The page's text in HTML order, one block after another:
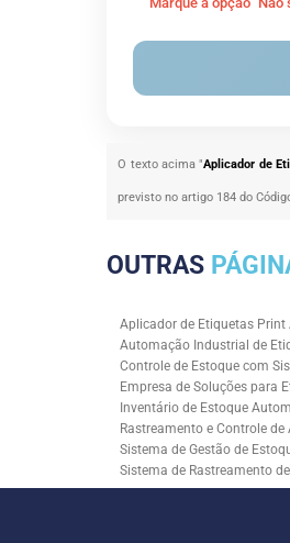
O texto acima "Aplicador de
previsto no artigo 184 do
OUTRAS
Aplicador de Etiquetas Print
Automação Industrial de
Controle de Estoque com
Empresa de Soluções para
Inventário de Estoque
Rastreamento e Controle
Sistema de Gestão de
Sistema de Rastreamento
Solução RFID para